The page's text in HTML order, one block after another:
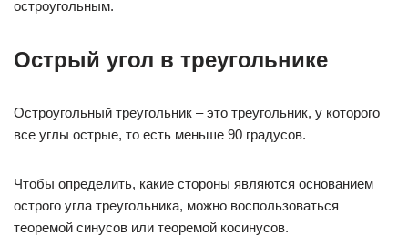
остроугольным.
Острый угол в треугольнике
Остроугольный треугольник – это треугольник, у которого
все углы острые, то есть меньше 90 градусов.
Чтобы определить, какие стороны являются основанием
острого угла треугольника, можно воспользоваться
теоремой синусов или теоремой косинусов.